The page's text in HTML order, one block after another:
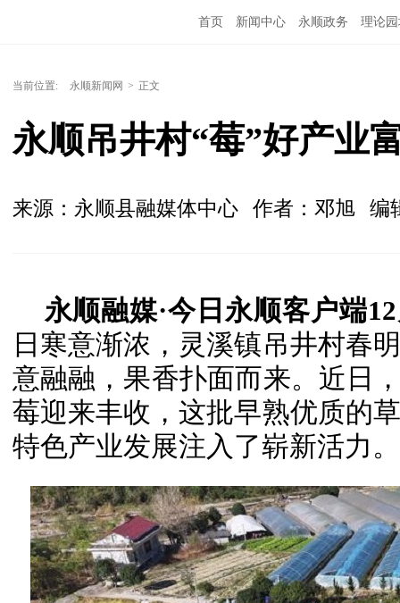
首页 新闻中心 永顺政务 理论
当前位置: 永顺新闻网 > 正文
永顺吊井村“莓”好产业
来源：永顺县融媒体中心 作者：邓旭 编
永顺融媒·今日永顺客户端
日寒意渐浓，灵溪镇吊井村春
意融融，果香扑面而来。近日
莓迎来丰收，这批早熟优质的
特色产业发展注入了崭新活力。